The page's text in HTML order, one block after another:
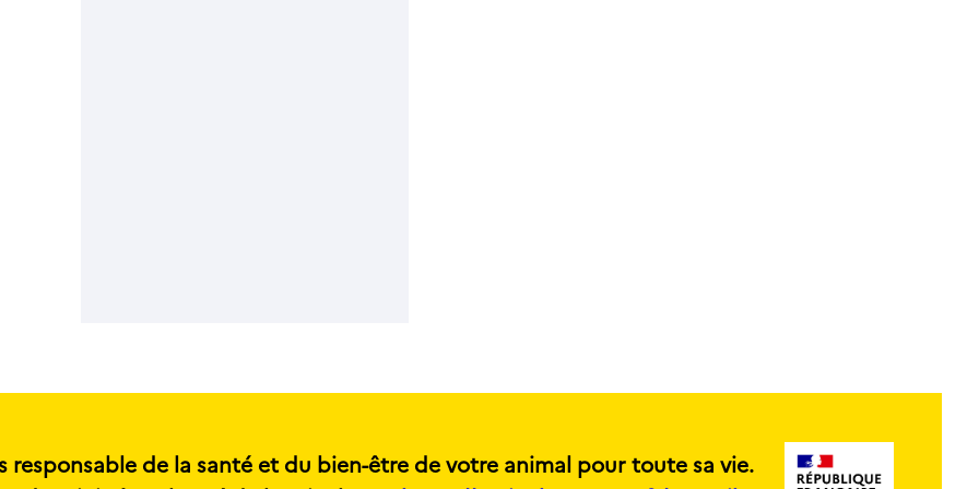
responsable de la santé et du bien-être de votre animal pour toute sa vie.